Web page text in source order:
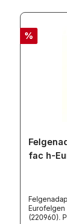
zusätzliche
Infrarot-
eine
Artikel
%
fac h-
Eurofelgen
(220960).